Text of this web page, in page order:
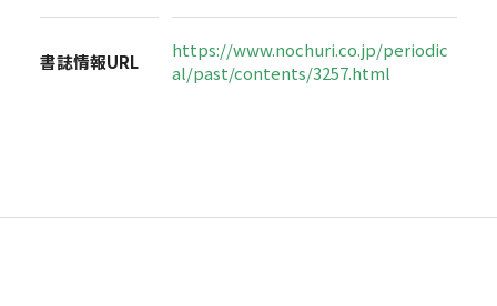
書誌情報URL
https://www.nochuri.co.jp/periodic
al/past/contents/3257.html